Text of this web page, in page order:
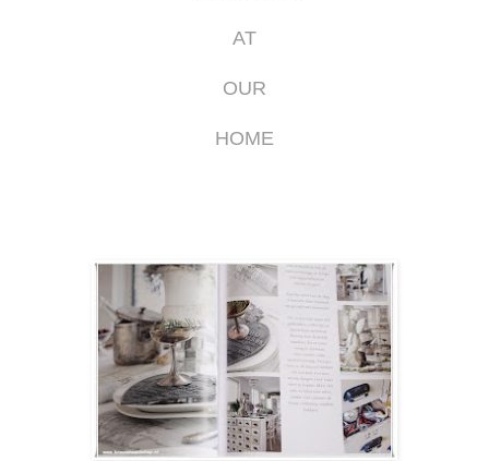
AT
OUR
HOME